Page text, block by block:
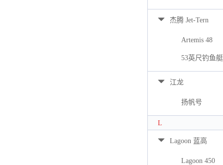
杰腾 Jet-Tern
Artemis 48
53英尺钓鱼艇
江龙
扬帆号
L
Lagoon 蓝高
Lagoon 450